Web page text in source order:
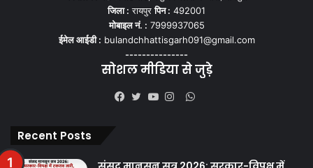
जिला : रायपुरपिन : 492001
मोबाइल नं. : 7999937065
ईमेल आईडी : bulandchhattisgarh091@gmail.com
---------------
सोशल मीडिया से जुड़े
WhatsApp
Recent Posts